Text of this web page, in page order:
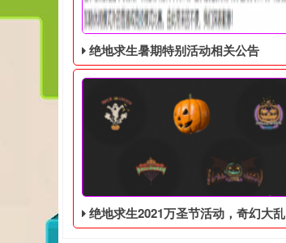
绝地求生暑期特别活动相关公告
绝地求生2021万圣节活动，奇幻大乱斗回归，还有新皮肤和新地图